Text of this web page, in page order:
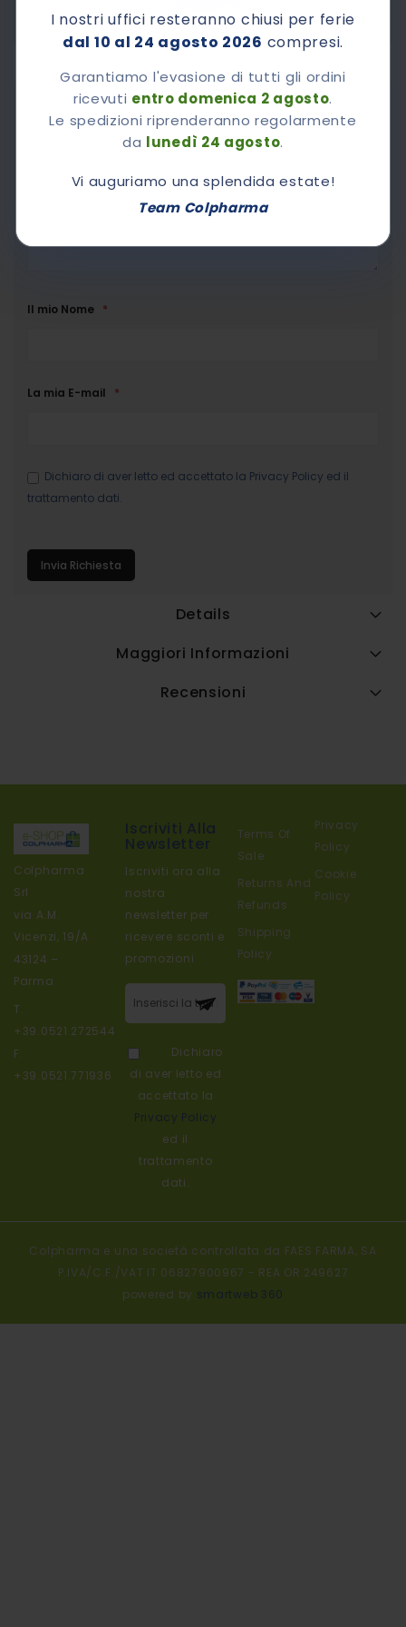
I nostri uffici resteranno chiusi per ferie
dal 10 al 24 agosto 2026 compresi.
Garantiamo l'evasione di tutti gli ordini
ricevuti entro domenica 2 agosto.
Le spedizioni riprenderanno regolarmente
da lunedì 24 agosto.
Vi auguriamo una splendida estate!
Team Colpharma
Chiedi A Colpharma
Il mio Nome
La mia E-mail
Dichiaro di aver letto ed accettato la Privacy Policy ed il
trattamento dati.
Invia Richiesta
Details
Maggiori Informazioni
Recensioni
Colpharma
Srl
via A.M.
Vicenzi, 19/A
43124 –
Parma
T.
+39.0521.272544
F:
+39.0521.771936
Iscriviti ora alla
nostra
newsletter per
ricevere sconti e
promozioni
Iscriviti alla
nostra
Dichiaro
di aver letto ed
accettato la
ed il
trattamento
dati.
Terms Of
Sale
Returns And
Refunds
Shipping
Policy
Privacy
Policy
Cookie
Policy
Colpharma e una società controllata da FAES FARMA, SA
P.IVA/C.F./VAT IT 06827900967 - REA OR 249627
powered by